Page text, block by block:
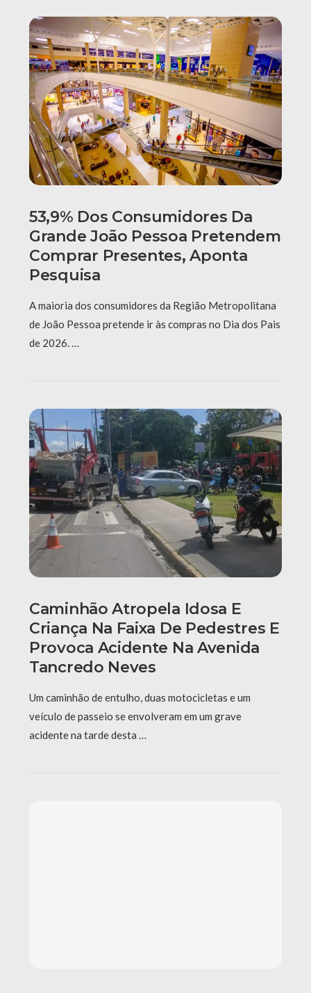
53,9% Dos Consumidores Da
Grande João Pessoa Pretendem
Comprar Presentes, Aponta
Pesquisa
A maioria dos consumidores da Região Metropolitana
de João Pessoa pretende ir às compras no Dia dos Pais
de 2026. …
Caminhão Atropela Idosa E
Criança Na Faixa De Pedestres E
Provoca Acidente Na Avenida
Tancredo Neves
Um caminhão de entulho, duas motocicletas e um
veículo de passeio se envolveram em um grave
acidente na tarde desta …